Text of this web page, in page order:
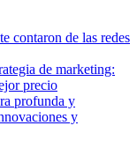
contaron de las redes
de marketing:
precio
profunda y
y